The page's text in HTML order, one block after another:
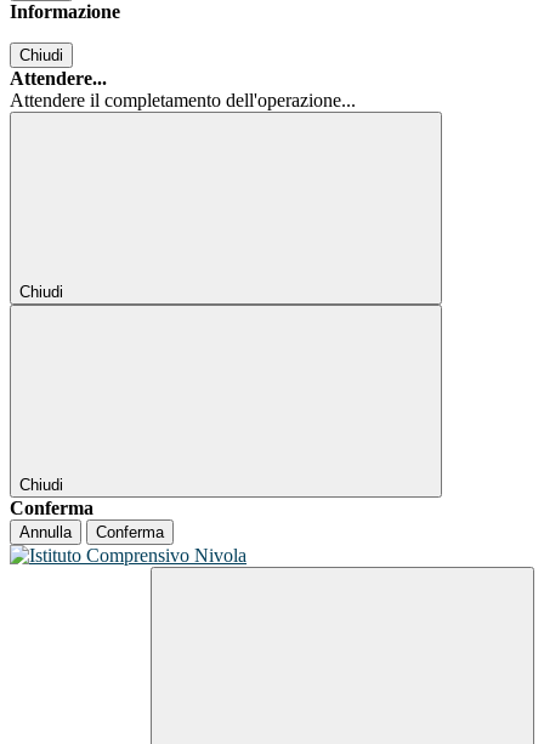
Informazione
Chiudi
Attendere...
Attendere il completamento dell'operazione...
Chiudi
Chiudi
Conferma
Annulla Conferma